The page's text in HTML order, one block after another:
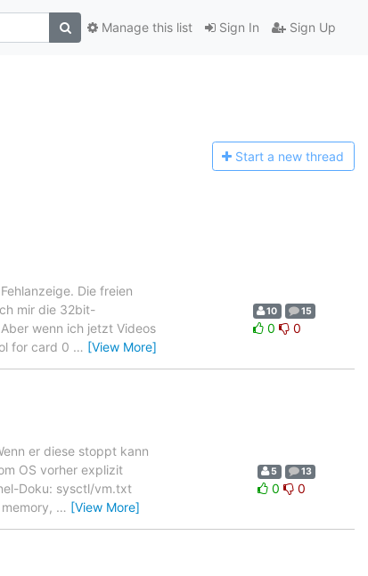
Sign In Sign Up
Manage this list
Start a new thread
Die freien
mir die 32bit-
wenn ich jetzt Videos
for card 0 … [View More]
10 15
0 0
er diese stoppt kann
OS vorher explizit
Doku: sysctl/vm.txt
… [View More]
5 13
0 0